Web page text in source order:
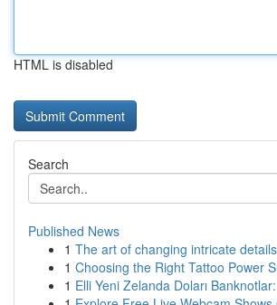
HTML is disabled
Search
Published News
1 The art of changing intricate
1 Choosing the Right Tattoo Power
1 Elli Yeni Zelanda Doları